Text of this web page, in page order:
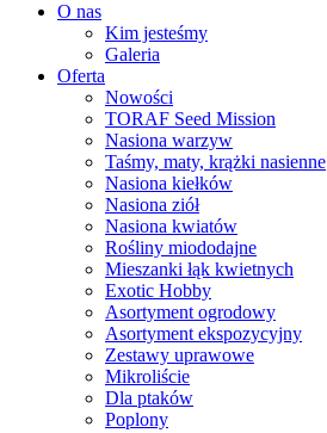
O nas
Kim jesteśmy
Galeria
Oferta
Nowości
TORAF Seed Mission
Nasiona warzyw
Taśmy, maty, krążki nasienne
Nasiona kiełków
Nasiona ziół
Nasiona kwiatów
Rośliny miododajne
Mieszanki łąk kwietnych
Exotic Hobby
Asortyment ogrodowy
Asortyment ekspozycyjny
Zestawy uprawowe
Mikroliście
Dla ptaków
Poplony